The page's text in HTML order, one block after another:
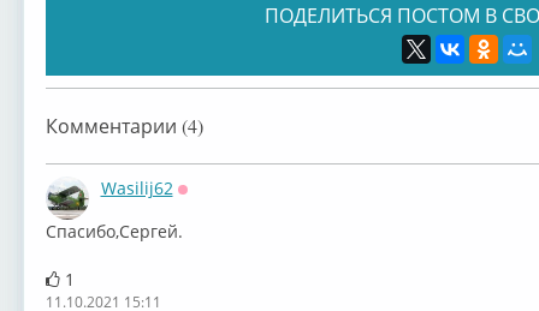
ПОДЕЛИТЬСЯ ПОСТОМ В
Комментарии (4)
Wasilij62
Спасибо,Сергей.
1
11.10.2021 15:11